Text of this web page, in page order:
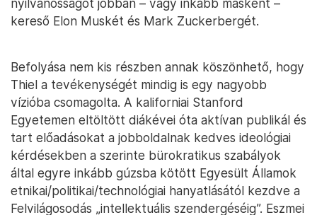
nyilvánosságot jobban – vagy inkább másként –
kereső Elon Muskét és Mark Zuckerbergét.
Befolyása nem kis részben annak köszönhető, hogy
Thiel a tevékenységét mindig is egy nagyobb
vízióba csomagolta. A kaliforniai Stanford
Egyetemen eltöltött diákévei óta aktívan publikál és
tart előadásokat a jobboldalnak kedves ideológiai
kérdésekben a szerinte bürokratikus szabályok
által egyre inkább gúzsba kötött Egyesült Államok
etnikai/politikai/technológiai hanyatlásától kezdve a
Felvilágosodás „intellektuális szendergéséig”. Eszmei